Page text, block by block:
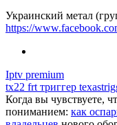
Украинский метал
https://
Iptv premium
tx22 frt триггер
Когда вы чувствуете,
пониманием: как